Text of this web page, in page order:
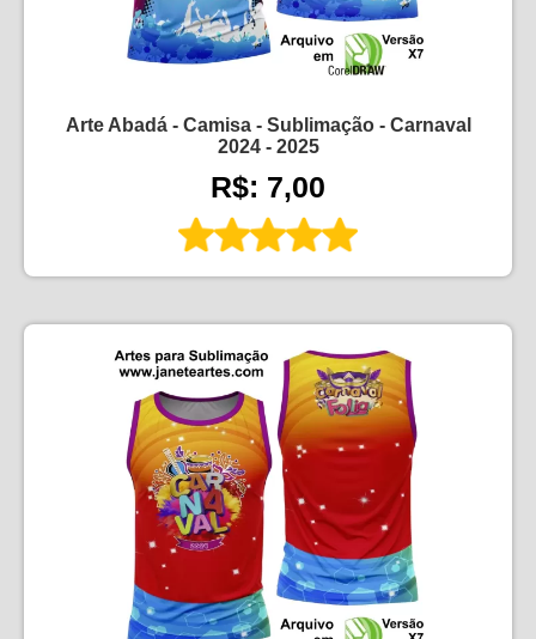
Arte Abadá - Camisa - Sublimação - Carnaval
2024 - 2025
R$: 7,00